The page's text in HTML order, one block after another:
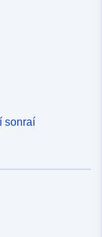
sonraí